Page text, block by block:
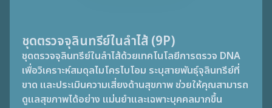
ชุดตรวจจุลินทรีย์ในลำไส้ (9P)
ชุดตรวจจุลินทรีย์ในลำไส้ด้วยเทคโนโลยีการตรวจ DNA
เพื่อวิเคราะห์สมดุลไมโครไบโอม ระบุสายพันธุ์จุลินทรีย์ที่
ขาด และประเมินความเสี่ยงด้านสุขภาพ ช่วยให้คุณสามารถ
ดูแลสุขภาพได้อย่าง แม่นยำและเฉพาะบุคคลมากขึ้น